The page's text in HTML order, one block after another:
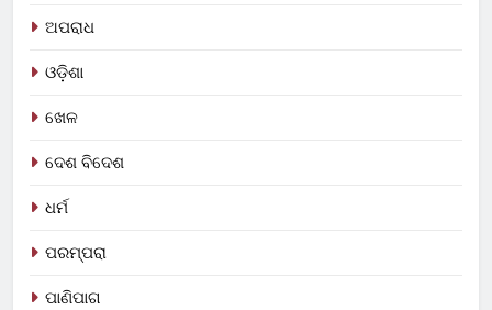
ଅପରାଧ
ଓଡ଼ିଶା
ଖେଳ
ଦେଶ ବିଦେଶ
ଧର୍ମ
ପରମ୍ପରା
ପାଣିପାଗ